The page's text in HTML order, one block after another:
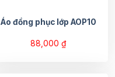
Áo đồng phục lớp AOP10
88,000 ₫